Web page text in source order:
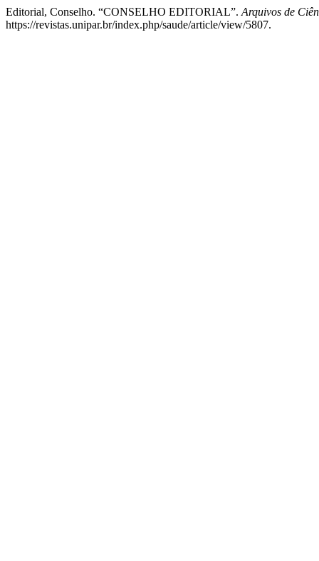
Editorial, Conselho. “CONSELHO EDITORIAL”. Arquivos de
https://revistas.unipar.br/index.php/saude/article/view/5807.